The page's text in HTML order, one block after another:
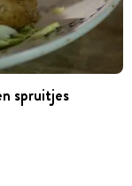
spruitjes